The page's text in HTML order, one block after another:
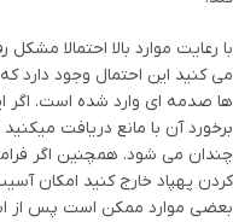
با رعایت موارد بالا احتمالا
می کنید این احتمال وجود دارد
ها صدمه ای وارد شده است. اگر
برخورد آن با مانع دریافت
چندان می شود. همچنین اگر
کردن پهپاد خارج کنید امکان
بعضی موارد ممکن است پس از